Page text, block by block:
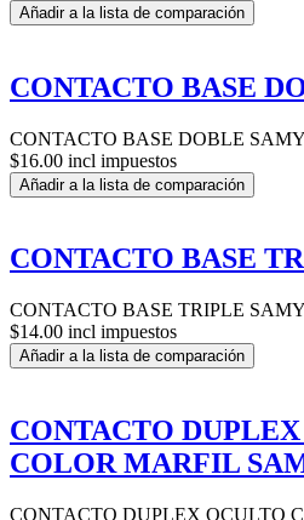
Añadir a la lista de comparación
CONTACTO BASE
CONTACTO BASE DOBLE SAMY
$16.00 incl impuestos
Añadir a la lista de comparación
CONTACTO BASE
CONTACTO BASE TRIPLE SAMY
$14.00 incl impuestos
Añadir a la lista de comparación
CONTACTO
COLOR MARFIL
CONTACTO DUPLEX OCULTO